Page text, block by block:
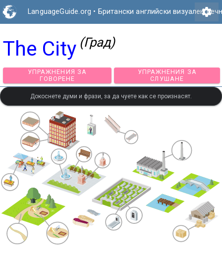
LanguageGuide.org • Британски английски визуаленsettings
The City (Град)
УПРАЖНЕНИЯ ЗА
ГОВОРЕНЕ
УПРАЖНЕНИЯ
СЛУШАНЕ
Докоснете думи и фрази, за да чуете как се произнасят.